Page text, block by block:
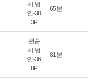
서 법
인-38
3P
65분
연습
서 법
인-36
8P
81분